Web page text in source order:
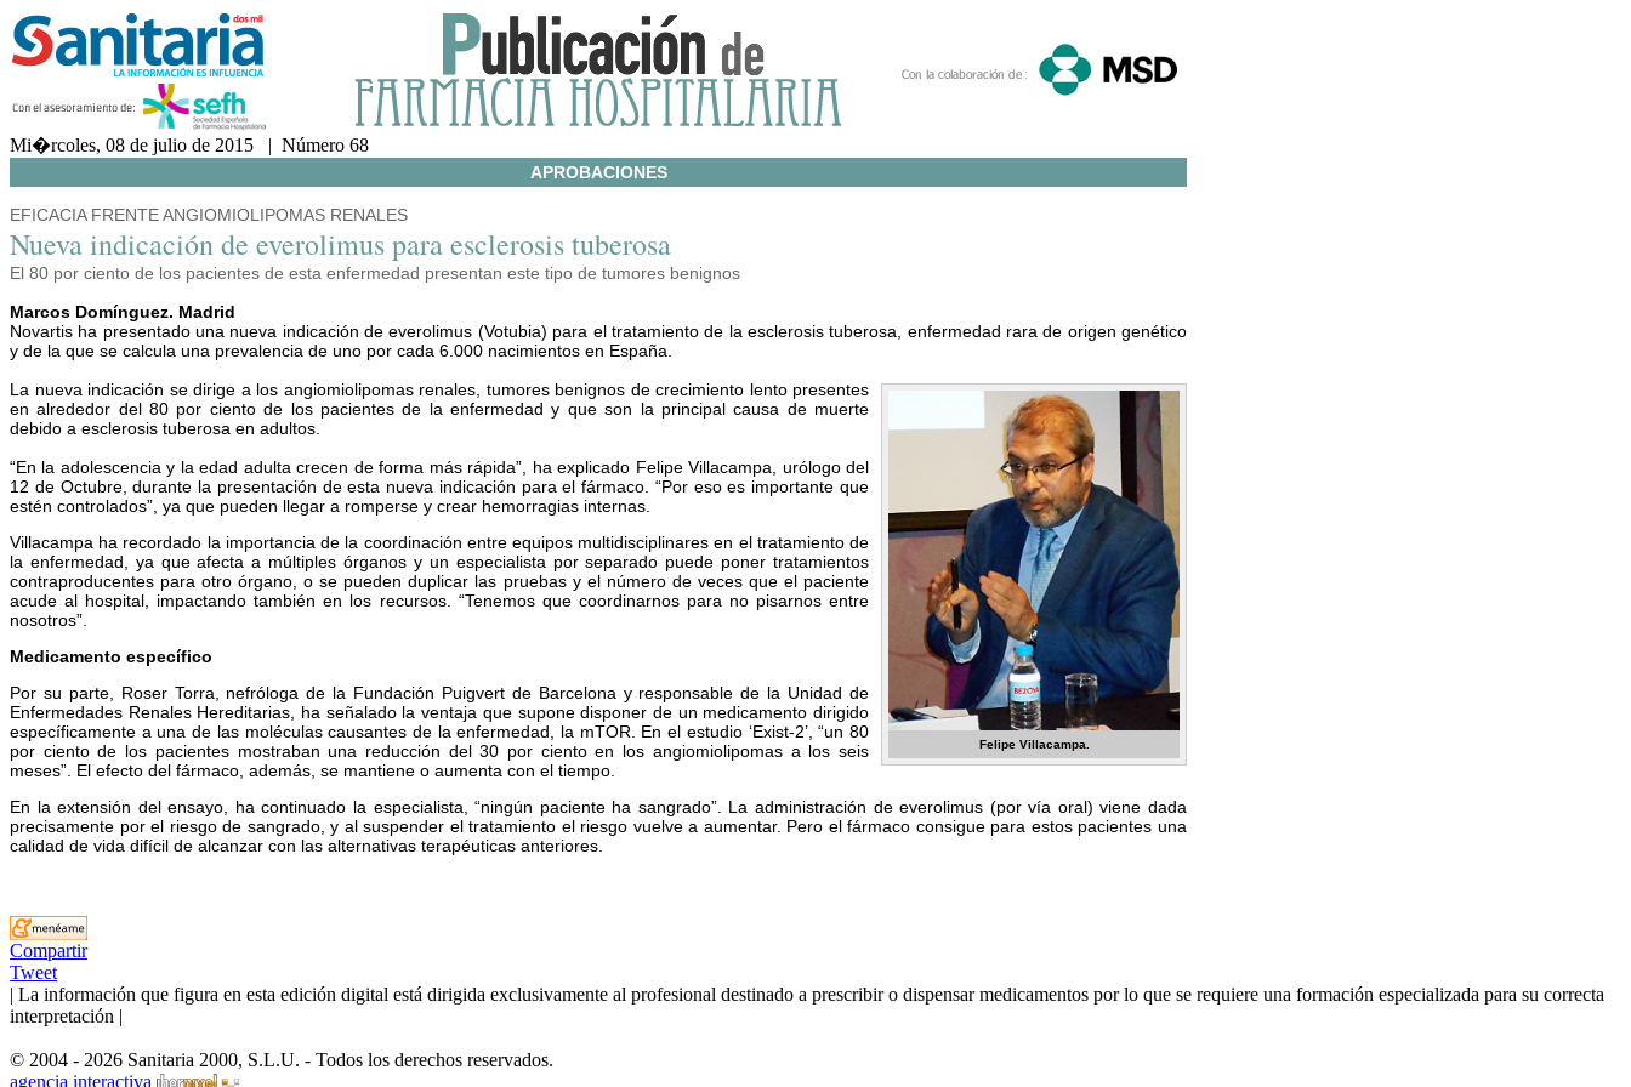
Mi�rcoles, 08 de julio de 2015 | Número 68
APROBACIONES
EFICACIA FRENTE ANGIOMIOLIPOMAS RENALES
Nueva indicación de everolimus para esclerosis tuberosa
El 80 por ciento de los pacientes de esta enfermedad presentan este tipo de tumores benignos
Marcos Domínguez. Madrid
Novartis ha presentado una nueva indicación de everolimus (Votubia) para el tratamiento de la esclerosis tuberosa, enfermedad rara de origen genético
y de la que se calcula una prevalencia de uno por cada 6.000 nacimientos en España.
Felipe Villacampa.
La nueva indicación se dirige a los angiomiolipomas renales, tumores benignos de crecimiento lento presentes
en alrededor del 80 por ciento de los pacientes de la enfermedad y que son la principal causa de muerte
debido a esclerosis tuberosa en adultos.
“En la adolescencia y la edad adulta crecen de forma más rápida”, ha explicado Felipe Villacampa, urólogo del
12 de Octubre, durante la presentación de esta nueva indicación para el fármaco. “Por eso es importante que
estén controlados”, ya que pueden llegar a romperse y crear hemorragias internas.
Villacampa ha recordado la importancia de la coordinación entre equipos multidisciplinares en el tratamiento de
la enfermedad, ya que afecta a múltiples órganos y un especialista por separado puede poner tratamientos
contraproducentes para otro órgano, o se pueden duplicar las pruebas y el número de veces que el paciente
acude al hospital, impactando también en los recursos. “Tenemos que coordinarnos para no pisarnos entre
nosotros”.
Medicamento específico
Por su parte, Roser Torra, nefróloga de la Fundación Puigvert de Barcelona y responsable de la Unidad de
Enfermedades Renales Hereditarias, ha señalado la ventaja que supone disponer de un medicamento dirigido
específicamente a una de las moléculas causantes de la enfermedad, la mTOR. En el estudio ‘Exist-2’, “un 80
por ciento de los pacientes mostraban una reducción del 30 por ciento en los angiomiolipomas a los seis
meses”. El efecto del fármaco, además, se mantiene o aumenta con el tiempo.
En la extensión del ensayo, ha continuado la especialista, “ningún paciente ha sangrado”. La administración de everolimus (por vía oral) viene dada
precisamente por el riesgo de sangrado, y al suspender el tratamiento el riesgo vuelve a aumentar. Pero el fármaco consigue para estos pacientes una
calidad de vida difícil de alcanzar con las alternativas terapéuticas anteriores.
Compartir
Tweet
| La información que figura en esta edición digital está dirigida exclusivamente al profesional destinado a prescribir o dispensar medicamentos por lo que se requiere una formación especializada para su correcta
interpretación |
© 2004 - 2026 Sanitaria 2000, S.L.U. - Todos los derechos reservados.
agencia interactiva